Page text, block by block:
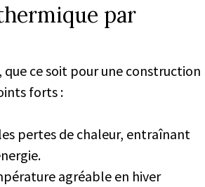
par
ce soit pour une construction
forts :
les pertes de chaleur, entraînant
agréable en hiver